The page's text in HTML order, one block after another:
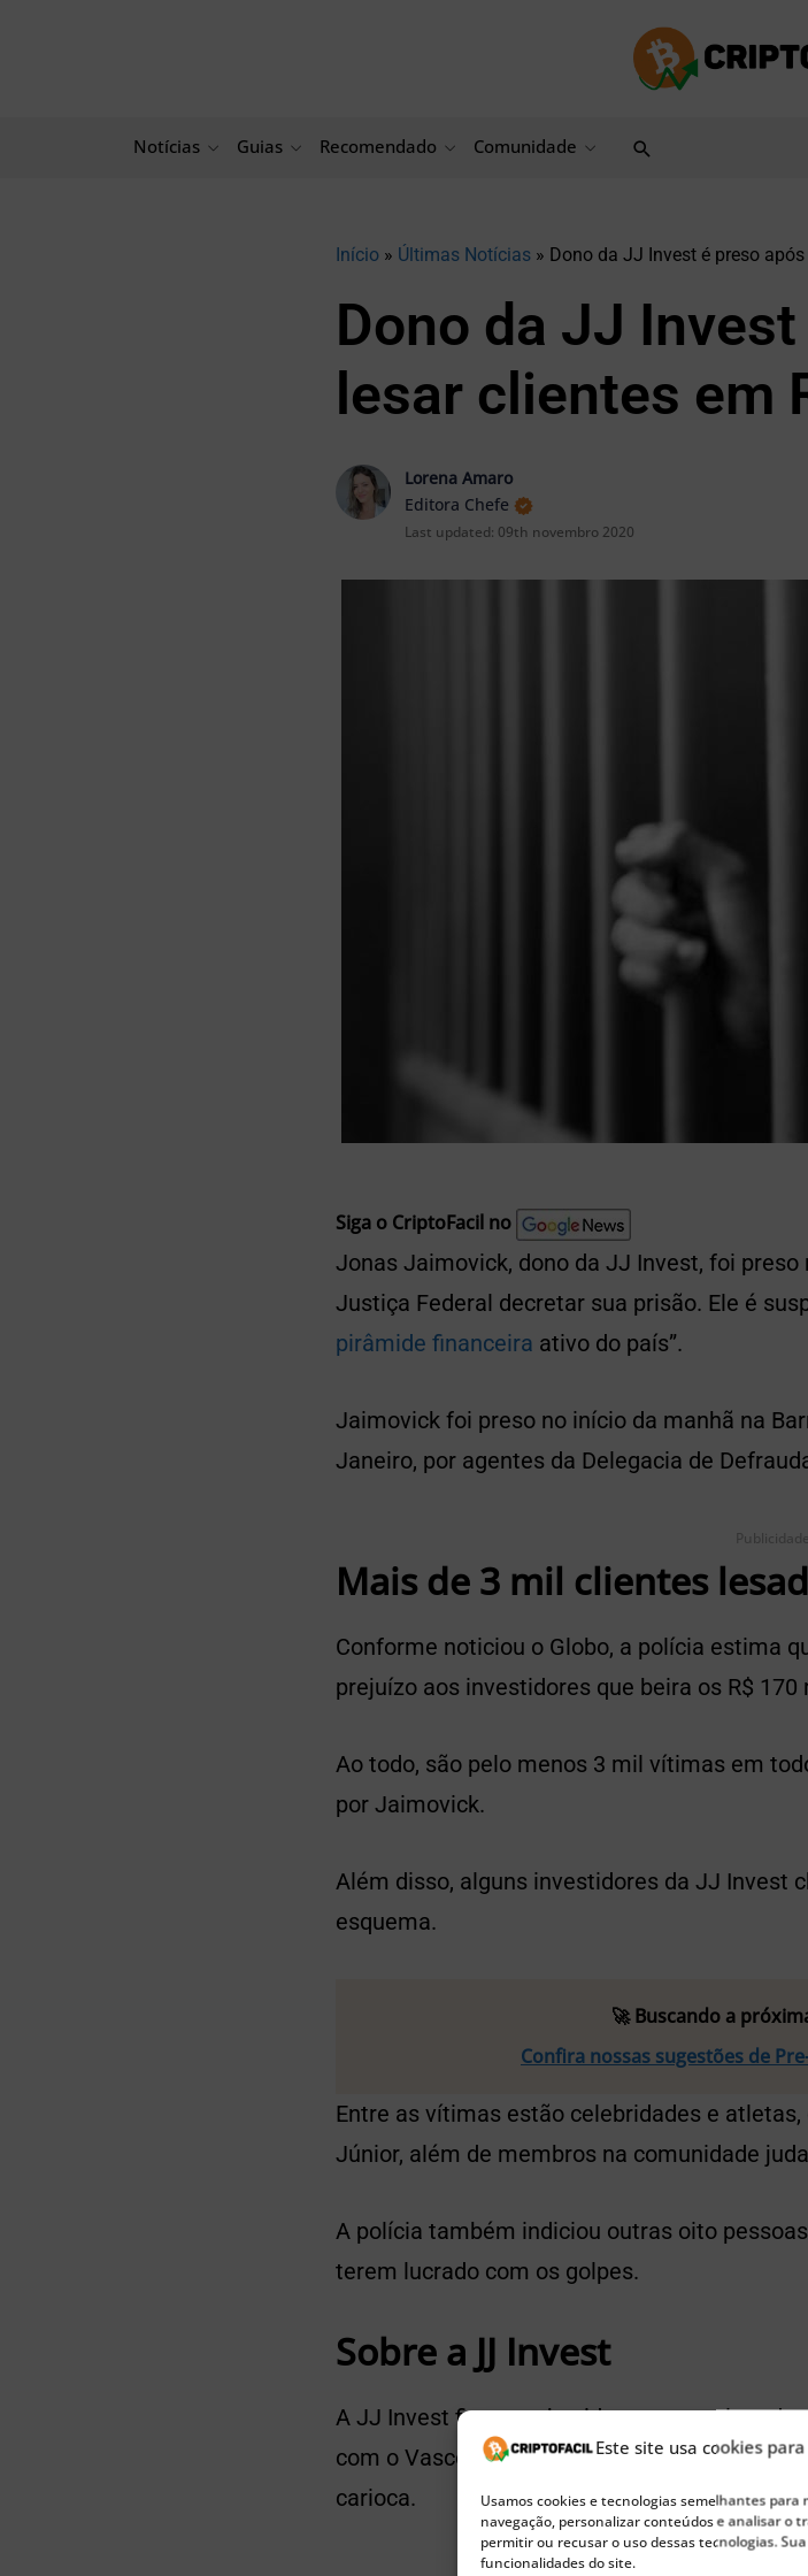
Este site usa cookies
Usamos cookies e tecnologias semelhantes para
navegação, personalizar conteúdos e analisar o
permitir ou recusar o uso dessas tecnologias.
funcionalidades do site.
Notícias Guias Recomendado Comunidade Pesquisar
Início » Últimas Notícias » Dono da JJ Invest é preso
Dono da JJ
lesar clientes em
Lorena Amaro
Editora Chefe
Last updated: 09th novembro 2020
Siga o CriptoFacil no
Jonas Jaimovick, dono da JJ Invest, foi
Justiça Federal decretar sua prisão. Ele é
pirâmide financeira ativo do país”.
Jaimovick foi preso no início da manhã na
Janeiro, por agentes da Delegacia de
Publicidade
Mais de 3 mil clientes
Conforme noticiou o Globo, a polícia estima
prejuízo aos investidores que beira os R$ 170
Ao todo, são pelo menos 3 mil vítimas em
por Jaimovick.
Além disso, alguns investidores da JJ Invest
esquema.
🚀 Buscando a
Confira nossas sugestões de
Entre as vítimas estão celebridades e
Júnior, além de membros na comunidade
A polícia também indiciou outras oito
terem lucrado com os golpes.
Sobre a JJ Invest
A JJ Invest ficou conhecida por patrocinar
com o Vasco da Gama. Por isso, chegou a
carioca.